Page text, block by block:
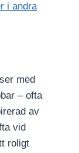
i andra
med
– ofta
av
vid
roligt